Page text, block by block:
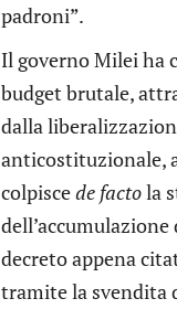
padroni”.
Il governo Milei ha
budget brutale,
dalla
anticostituzionale,
colpiscede factola
decreto appena
tramite la svendita